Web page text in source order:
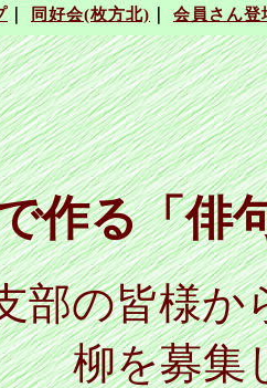
作る「俳
部の皆様か
柳を募集